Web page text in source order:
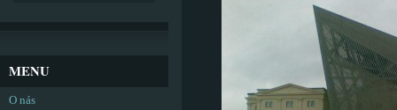
MENU
O nás